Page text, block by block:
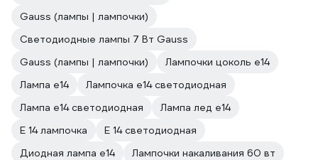
Gauss (лампы | лампочки)
Светодиодные лампы 7 Вт Gauss
Gauss (лампы | лампочки)
Лампочки цоколь е14
Лампа е14
Лампочка е14 светодиодная
Лампа е14 светодиодная
Лампа лед е14
Е 14 лампочка
Е 14 светодиодная
Диодная лампа е14
Лампочки накаливания 60 вт